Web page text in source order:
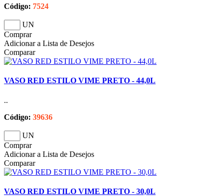
Código: 7524
UN
Comprar
Adicionar a Lista de Desejos
Comparar
VASO RED ESTILO VIME PRETO - 44,0L
..
Código: 39636
UN
Comprar
Adicionar a Lista de Desejos
Comparar
VASO RED ESTILO VIME PRETO - 30,0L